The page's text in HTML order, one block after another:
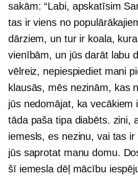
sakām: “Labi, apskatīsim
tas ir viens no
dārziem, un tur ir koala,
vienībām, un jūs darāt labu
vēlreiz, nepiespiediet mani
klausās, mēs nezinām, kas
jūs nedomājat, ka vecākiem
tāda paša tipa diabēts. zini,
iemesls, es nezinu, vai tas
jūs saprotat manu domu.
šī iemesla dēļ mācību